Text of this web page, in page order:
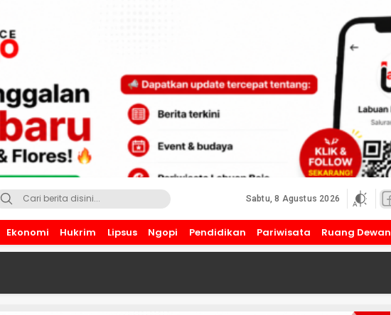
Sabtu, 8 Agustus 2026
Ekonomi Hukrim Lipsus Ngopi Pendidikan Pariwisata Ruang Dewan